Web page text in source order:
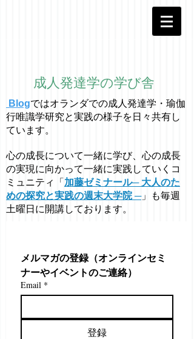
成人発達学の学び舎
Blogではオラ ンダでの成人発達学・ 瑜伽
行唯識学研究と実践の様子を日々共有し
ています。
心の成長について一緒に学び、心の成長
の実現に向かって一緒に実践していくコ
ミュニティ「 加藤ゼミナール─ 大人のた
めの探究と実践の週末大学院 ─」も毎週
土曜日に開講しております。
メルマガの登録（オンラインセミ
ナーやイベントのご連絡）
Email *
登録